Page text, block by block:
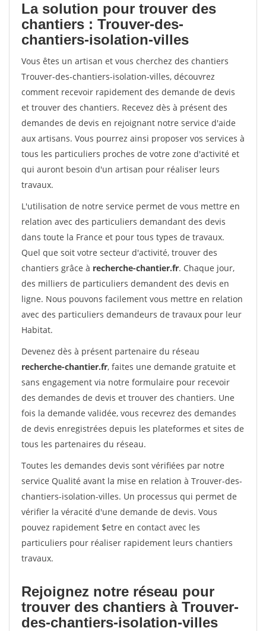
La solution pour trouver des
chantiers : Trouver-des-
chantiers-isolation-villes
Vous êtes un artisan et vous cherchez des chantiers
Trouver-des-chantiers-isolation-villes, découvrez
comment recevoir rapidement des demande de devis
et trouver des chantiers. Recevez dès à présent des
demandes de devis en rejoignant notre service d'aide
aux artisans. Vous pourrez ainsi proposer vos services à
tous les particuliers proches de votre zone d'activité et
qui auront besoin d'un artisan pour réaliser leurs
travaux.
L'utilisation de notre service permet de vous mettre en
relation avec des particuliers demandant des devis
dans toute la France et pour tous types de travaux.
Quel que soit votre secteur d'activité, trouver des
chantiers grâce à recherche-chantier.fr. Chaque jour,
des milliers de particuliers demandent des devis en
ligne. Nous pouvons facilement vous mettre en relation
avec des particuliers demandeurs de travaux pour leur
Habitat.
Devenez dès à présent partenaire du réseau
recherche-chantier.fr, faites une demande gratuite et
sans engagement via notre formulaire pour recevoir
des demandes de devis et trouver des chantiers. Une
fois la demande validée, vous recevrez des demandes
de devis enregistrées depuis les plateformes et sites de
tous les partenaires du réseau.
Toutes les demandes devis sont vérifiées par notre
service Qualité avant la mise en relation à Trouver-des-
chantiers-isolation-villes. Un processus qui permet de
vérifier la véracité d'une demande de devis. Vous
pouvez rapidement $etre en contact avec les
particuliers pour réaliser rapidement leurs chantiers
travaux.
Rejoignez notre réseau pour
trouver des chantiers à Trouver-
des-chantiers-isolation-villes